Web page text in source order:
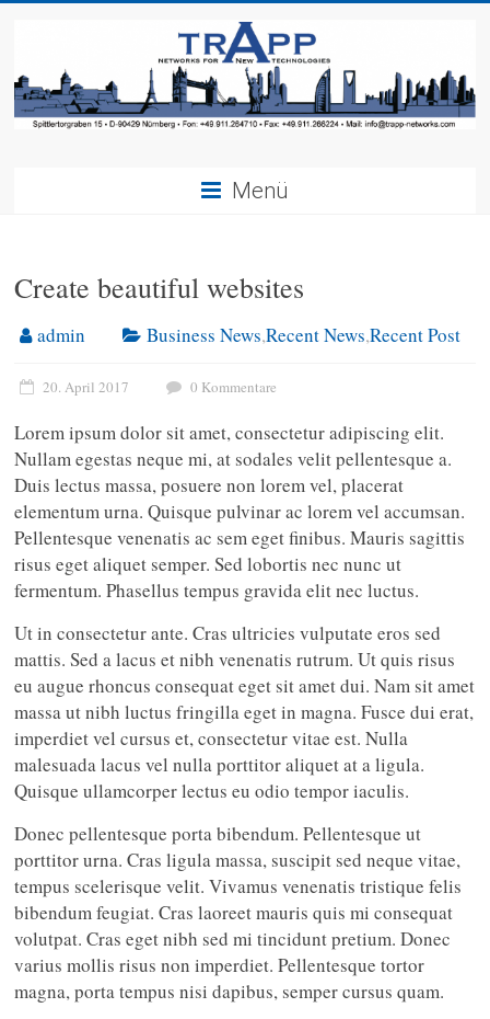
Menü
Create beautiful websites
admin Business News,Recent News,Recent Post
20. April 2017 0 Kommentare
Lorem ipsum dolor sit amet, consectetur adipiscing elit.
Nullam egestas neque mi, at sodales velit pellentesque a.
Duis lectus massa, posuere non lorem vel, placerat
elementum urna. Quisque pulvinar ac lorem vel accumsan.
Pellentesque venenatis ac sem eget finibus. Mauris sagittis
risus eget aliquet semper. Sed lobortis nec nunc ut
fermentum. Phasellus tempus gravida elit nec luctus.
Ut in consectetur ante. Cras ultricies vulputate eros sed
mattis. Sed a lacus et nibh venenatis rutrum. Ut quis risus
eu augue rhoncus consequat eget sit amet dui. Nam sit amet
massa ut nibh luctus fringilla eget in magna. Fusce dui erat,
imperdiet vel cursus et, consectetur vitae est. Nulla
malesuada lacus vel nulla porttitor aliquet at a ligula.
Quisque ullamcorper lectus eu odio tempor iaculis.
Donec pellentesque porta bibendum. Pellentesque ut
porttitor urna. Cras ligula massa, suscipit sed neque vitae,
tempus scelerisque velit. Vivamus venenatis tristique felis
bibendum feugiat. Cras laoreet mauris quis mi consequat
volutpat. Cras eget nibh sed mi tincidunt pretium. Donec
varius mollis risus non imperdiet. Pellentesque tortor
magna, porta tempus nisi dapibus, semper cursus quam.